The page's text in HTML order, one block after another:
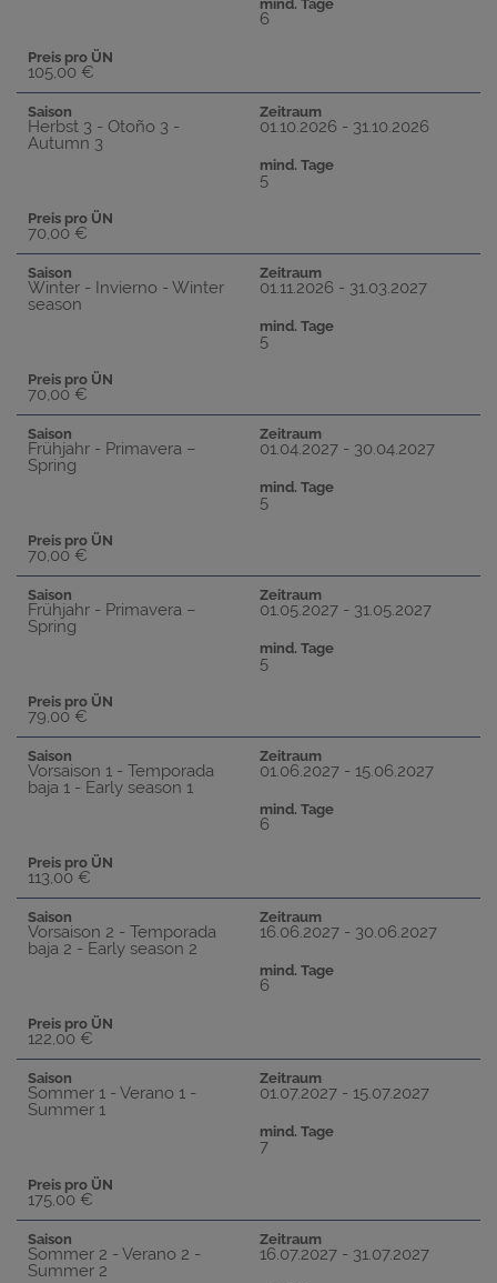
mind. Tage
6
Preis pro ÜN
105,00 €
Saison
Herbst 3 - Otoño 3 -
Autumn 3
Zeitraum
01.10.2026 - 31.10.2026
mind. Tage
5
Preis pro ÜN
70,00 €
Saison
Winter - Invierno - Winter
season
Zeitraum
01.11.2026 - 31.03.2027
mind. Tage
5
Preis pro ÜN
70,00 €
Saison
Frühjahr - Primavera –
Spring
Zeitraum
01.04.2027 - 30.04.2027
mind. Tage
5
Preis pro ÜN
70,00 €
Saison
Frühjahr - Primavera –
Spring
Zeitraum
01.05.2027 - 31.05.2027
mind. Tage
5
Preis pro ÜN
79,00 €
Saison
Vorsaison 1 - Temporada
baja 1 - Early season 1
Zeitraum
01.06.2027 - 15.06.2027
mind. Tage
6
Preis pro ÜN
113,00 €
Saison
Vorsaison 2 - Temporada
baja 2 - Early season 2
Zeitraum
16.06.2027 - 30.06.2027
mind. Tage
6
Preis pro ÜN
122,00 €
Saison
Sommer 1 - Verano 1 -
Summer 1
Zeitraum
01.07.2027 - 15.07.2027
mind. Tage
7
Preis pro ÜN
175,00 €
Saison
Sommer 2 - Verano 2 -
Summer 2
Zeitraum
16.07.2027 - 31.07.2027